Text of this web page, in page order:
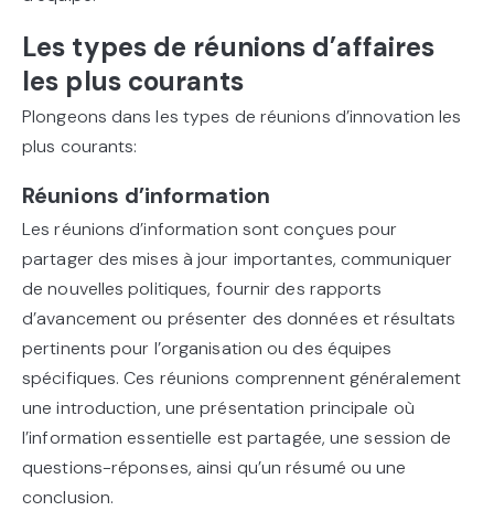
Les types de réunions d’affaires
les plus courants
Plongeons dans les types de réunions d’innovation les
plus courants:
Réunions d’information
Les réunions d’information sont conçues pour
partager des mises à jour importantes, communiquer
de nouvelles politiques, fournir des rapports
d’avancement ou présenter des données et résultats
pertinents pour l’organisation ou des équipes
spécifiques. Ces réunions comprennent généralement
une introduction, une présentation principale où
l’information essentielle est partagée, une session de
questions-réponses, ainsi qu’un résumé ou une
conclusion.